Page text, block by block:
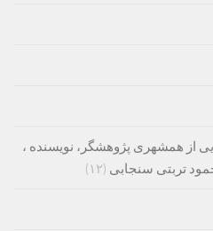
از همشهری پژوهشگر، نویسنده ،
تربتی سنجابی (۱۲)